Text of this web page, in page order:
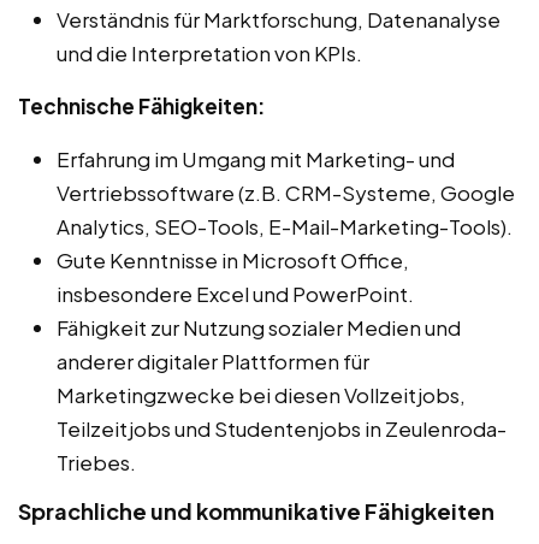
Verständnis für Marktforschung, Datenanalyse
und die Interpretation von KPIs.
Technische Fähigkeiten:
Erfahrung im Umgang mit Marketing- und
Vertriebssoftware (z.B. CRM-Systeme, Google
Analytics, SEO-Tools, E-Mail-Marketing-Tools).
Gute Kenntnisse in Microsoft Office,
insbesondere Excel und PowerPoint.
Fähigkeit zur Nutzung sozialer Medien und
anderer digitaler Plattformen für
Marketingzwecke bei diesen Vollzeitjobs,
Teilzeitjobs und Studentenjobs in Zeulenroda-
Triebes.
Sprachliche und kommunikative Fähigkeiten